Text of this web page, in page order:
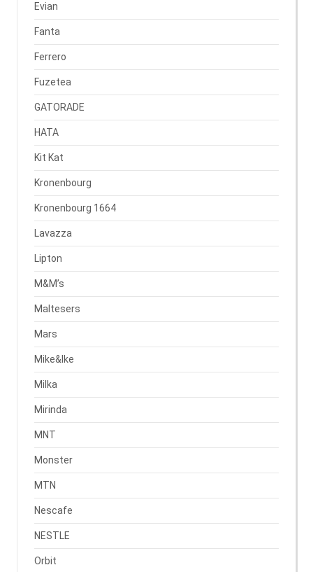
Evian
Fanta
Ferrero
Fuzetea
GATORADE
HATA
Kit Kat
Kronenbourg
Kronenbourg 1664
Lavazza
Lipton
M&M’s
Maltesers
Mars
Mike&Ike
Milka
Mirinda
MNT
Monster
MTN
Nescafe
NESTLE
Orbit